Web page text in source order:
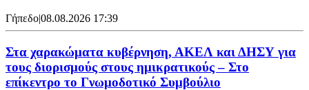
Γήπεδο|08.08.2026 17:39
Στα χαρακώματα κυβέρνηση, ΑΚΕΛ και ΔΗΣΥ για
τους διορισμούς στους ημικρατικούς – Στο
επίκεντρο το Γνωμοδοτικό Συμβούλιο